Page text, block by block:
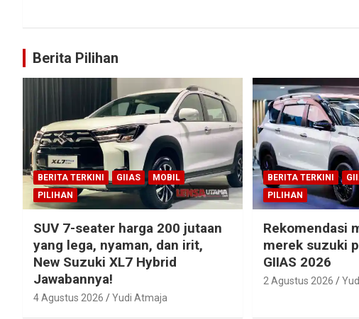
Berita Pilihan
BERITA TERKINI GIIAS
MOBIL
PILIHAN
SUV 7-seater harga 200 jutaan
yang lega, nyaman, dan irit,
New Suzuki XL7 Hybrid
Jawabannya!
4 Agustus 2026 Yudi Atmaja
BERITA TERKINI
PILIHAN
Rekomendasi
merek suzuki
GIIAS 2026
2 Agustus 2026